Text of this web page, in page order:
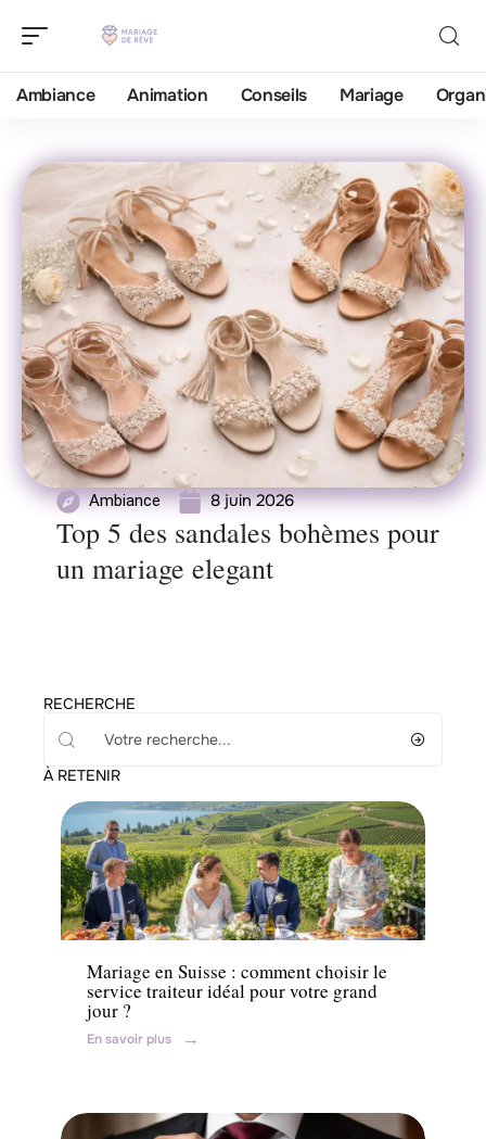
Ambiance Animation Conseils Mariage
Ambiance 8 juin 2026
Top 5 des sandales bohèmes pour
un mariage elegant
RECHERCHE
À RETENIR
Mariage
Mariage en Suisse : comment choisir le
service traiteur idéal pour votre grand
jour ?
En savoir plus